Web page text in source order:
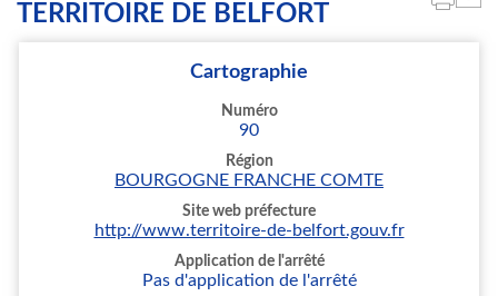
TERRITOIRE DE BELFORT
Cartographie
Numéro
90
Région
BOURGOGNE FRANCHE COMTE
Site web préfecture
http://www.territoire-de-belfort.gouv.fr
Application de l'arrêté
Pas d'application de l'arrêté